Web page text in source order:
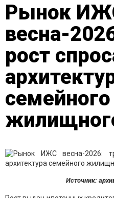
Рынок
весна-
рост
семейного
Источник: